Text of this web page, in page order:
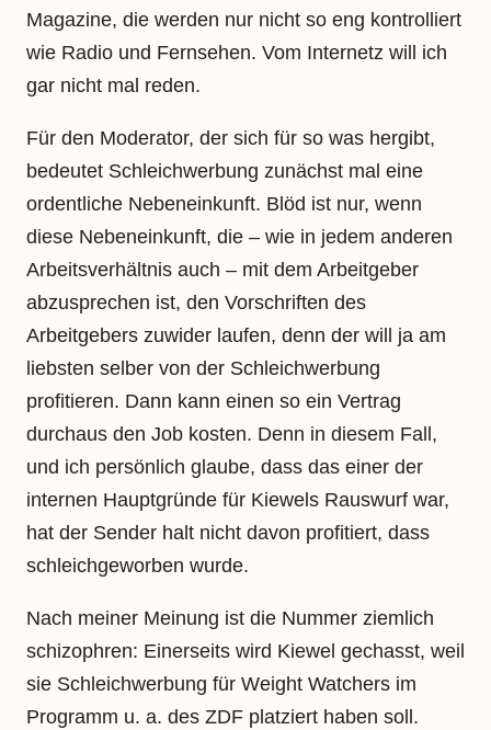
Magazine, die werden nur nicht so eng kontrolliert
wie Radio und Fernsehen. Vom Internetz will ich
gar nicht mal reden.
Für den Moderator, der sich für so was hergibt,
bedeutet Schleichwerbung zunächst mal eine
ordentliche Nebeneinkunft. Blöd ist nur, wenn
diese Nebeneinkunft, die – wie in jedem anderen
Arbeitsverhältnis auch – mit dem Arbeitgeber
abzusprechen ist, den Vorschriften des
Arbeitgebers zuwider laufen, denn der will ja am
liebsten selber von der Schleichwerbung
profitieren. Dann kann einen so ein Vertrag
durchaus den Job kosten. Denn in diesem Fall,
und ich persönlich glaube, dass das einer der
internen Hauptgründe für Kiewels Rauswurf war,
hat der Sender halt nicht davon profitiert, dass
schleichgeworben wurde.
Nach meiner Meinung ist die Nummer ziemlich
schizophren: Einerseits wird Kiewel gechasst, weil
sie Schleichwerbung für Weight Watchers im
Programm u. a. des ZDF platziert haben soll.